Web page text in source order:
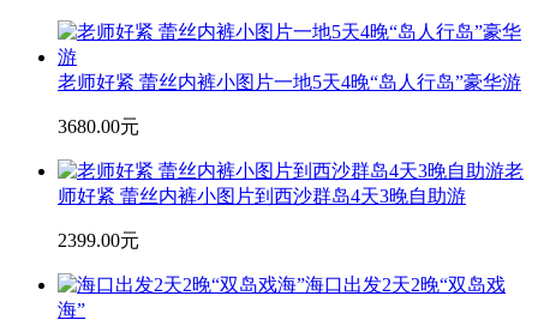
老师好紧 蕾丝内裤小图片一地5天4晚“岛人行岛”豪华游
3680.00元
老
师好紧 蕾丝内裤小图片到西沙群岛4天3晚自助游
2399.00元
海口出发2天2晚“双岛戏
海”